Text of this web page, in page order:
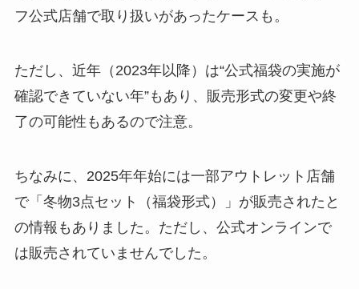
フ公式店舗で取り扱いがあったケースも。
ただし、近年（2023年以降）は“公式福袋の実施が
確認できていない年”もあり、販売形式の変更や終
了の可能性もあるので注意。
ちなみに、2025年年始には一部アウトレット店舗
で「冬物3点セット（福袋形式）」が販売されたと
の情報もありました。ただし、公式オンラインで
は販売されていませんでした。